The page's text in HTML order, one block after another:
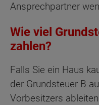
Ansprechpartner
Wie viel
zahlen?
Falls Sie ein Haus
der Grundsteuer B
Vorbesitzers